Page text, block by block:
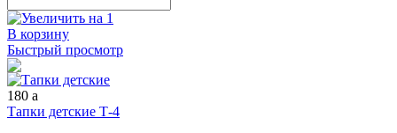
В корзину
Быстрый просмотр
180 a
Тапки детские Т-4